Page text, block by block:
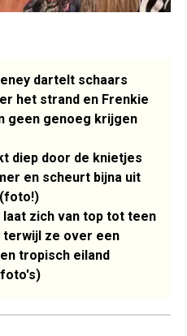
dartelt schaars
het strand en Frenkie
geen genoeg krijgen
diep door de knietjes
en scheurt bijna uit
laat zich van top tot teen
ze over een
tropisch eiland